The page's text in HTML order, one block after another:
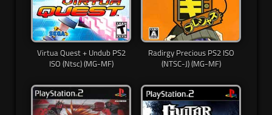
Virtua Quest + Undub PS2
ISO (Ntsc) (MG-MF)
Radirgy Precious PS2 ISO
(NTSC-J) (MG-MF)